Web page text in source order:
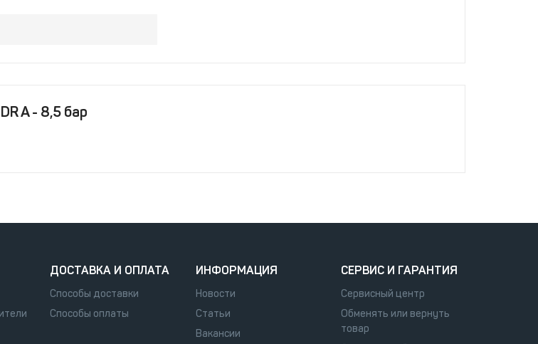
A - 8,5 бар
ДОСТАВКА И ОПЛАТА
Способы доставки
Способы оплаты
ИНФОРМАЦИЯ
Новости
Статьи
Вакансии
СЕРВИС И ГАРАНТИЯ
Сервисный центр
Обменять или вернуть
товар